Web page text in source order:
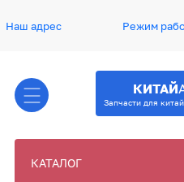
Наш адрес Режим
КИТАЙ
Запчасти для
КАТАЛОГ